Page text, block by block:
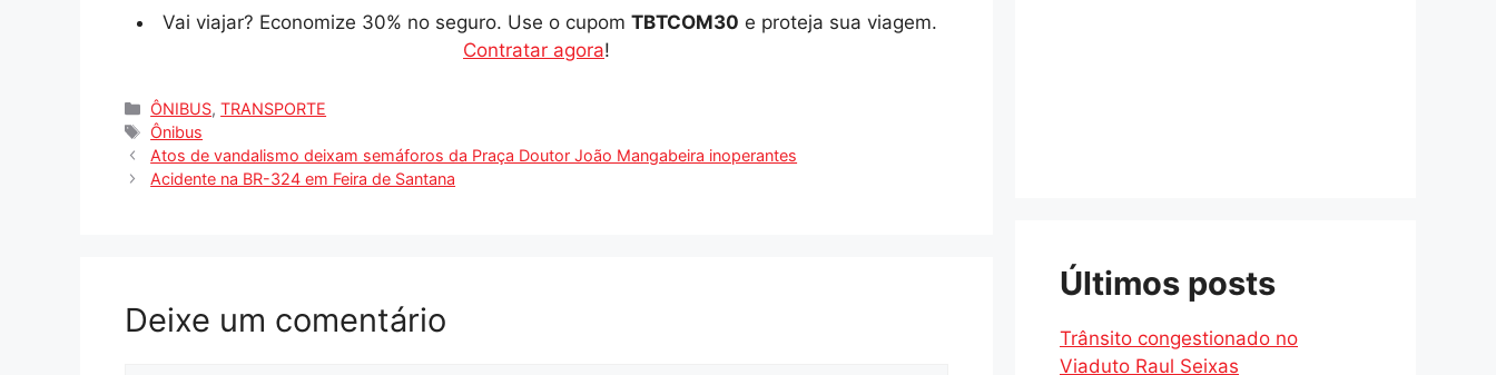
Vai viajar? Economize 30% no seguro. Use o cupom TBTCOM30 e proteja sua viagem.
Contratar agora!
Categorias
ÔNIBUS,TRANSPORTE
Tags
Ônibus
Atos de vandalismo deixam semáforos da Praça Doutor João Mangabeira inoperantes
Acidente na BR-324 em Feira de Santana
Deixe um comentário
Últimos posts
Trânsito congestionado no
Viaduto Raul Seixas